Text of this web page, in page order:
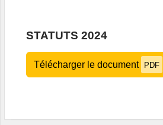
STATUTS 2024
Télécharger le document PDF